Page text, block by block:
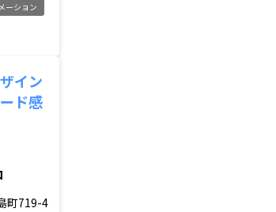
ーション
イン
ド感
町719-4